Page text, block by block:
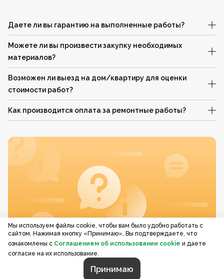
Даете ли вы гарантию на выполненные работы?
Можете ли вы произвести закупку необходимых
материалов?
Возможен ли выезд на дом/квартиру для оценки
стоимости работ?
Как производится оплата за ремонтные работы?
Мы используем файлы cookie, чтобы вам было удобно работать с
сайтом. Нажимая кнопку «Принимаю», Вы подтверждаете, что
ознакомлены с Соглашением об использовании cookie и даете
согласие на их использование.
Принимаю